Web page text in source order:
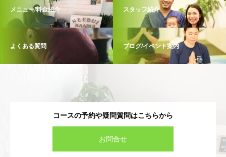
メニュー/料金紹介 スタッフ紹介
よくある質問 ブログ/イベント案内
コースの予約や疑問質問はこちらから
お問合せ